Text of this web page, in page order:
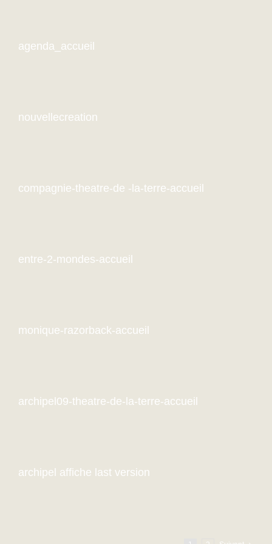
agenda_accueil
nouvellecreation
compagnie-theatre-de -la-terre-accueil
entre-2-mondes-accueil
monique-razorback-accueil
archipel09-theatre-de-la-terre-accueil
archipel affiche last version